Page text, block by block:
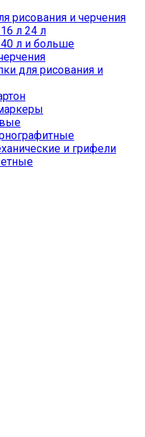
рисования и черчения
л 24 л
л и больше
для рисования и
и грифели